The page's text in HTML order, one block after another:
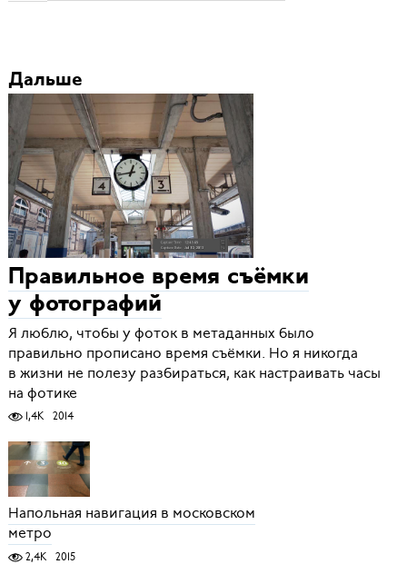
Дальше
Правильное время съёмки
у фотографий
Я люблю, чтобы у фоток в метаданных было
правильно прописано время съёмки. Но я никогда
в жизни не полезу разбираться, как настраивать часы
на фотике
1,4K 2014
Напольная навигация в московском
метро
2,4K 2015